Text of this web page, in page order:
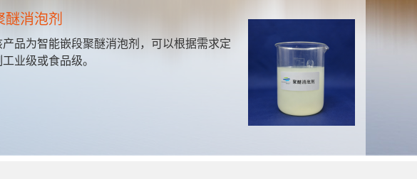
无醛固色剂 LSF-36
产品可以提高活性染料湿摩擦牢度,可用于直接染
料、活性翠蓝的染色或印花处理。